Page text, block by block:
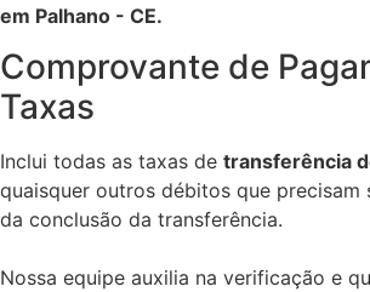
em Palhano - CE.
Comprovante de
Taxas
Inclui todas as taxas de transferência
quaisquer outros débitos que precisam
da conclusão da transferência.
Nossa equipe auxilia na verificação e